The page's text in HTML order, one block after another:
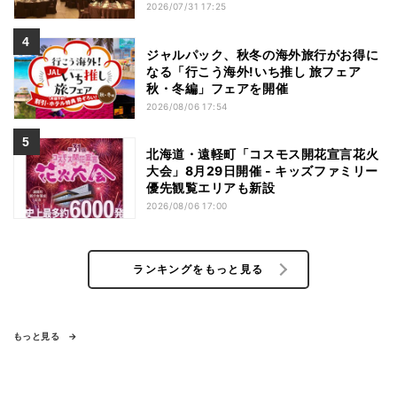
5つのコース
2026/07/31 17:25
ジャルパック、秋冬の海外旅行がお得に
なる「行こう海外!いち推し 旅フェア
秋・冬編」フェアを開催
2026/08/06 17:54
北海道・遠軽町「コスモス開花宣言花火
大会」8月29日開催 - キッズファミリー
優先観覧エリアも新設
2026/08/06 17:00
ランキングをもっと見る
もっと見る